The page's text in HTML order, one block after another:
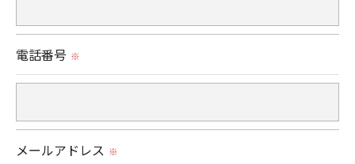
電話番号 ※
メールアドレス ※